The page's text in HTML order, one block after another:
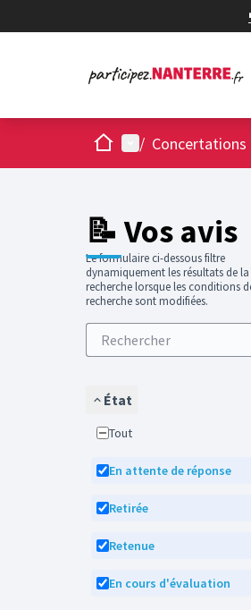
AccueilMenu principal
/ Concertations
📝 Vos avis
Le formulaire ci-dessous filtre
dynamiquement les résultats de la
recherche lorsque les conditions
recherche sont modifiées.
État
Tout
En attente de réponse
Retirée
Retenue
En cours d'évaluation